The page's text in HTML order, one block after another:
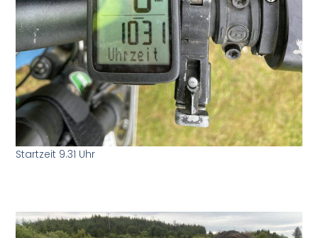
Startzeit 9.31 Uhr